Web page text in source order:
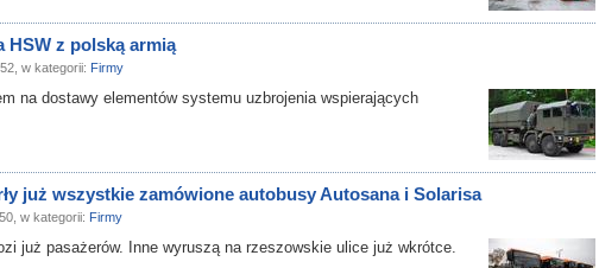
HSW z polską armią
w kategorii: Firmy
na dostawy elementów systemu uzbrojenia wspierających
już wszystkie zamówione autobusy Autosana i Solarisa
w kategorii: Firmy
już pasażerów. Inne wyruszą na rzeszowskie ulice już wkrótce.